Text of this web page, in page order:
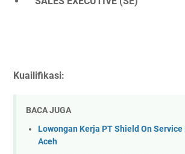
Kuailifikasi:
BACA JUGA
Lowongan Kerja PT Shield On
Aceh